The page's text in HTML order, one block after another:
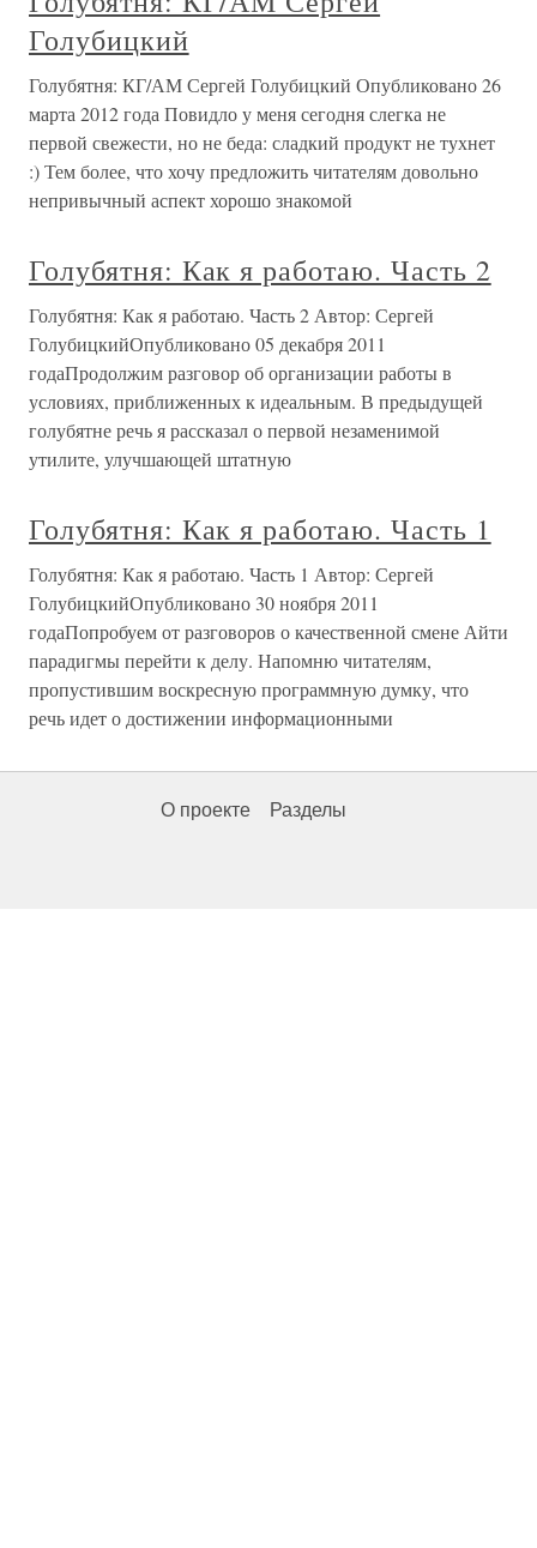
Голубицкий
Голубятня: КГ/АМ Сергей Голубицкий Опубликовано 26
марта 2012 года Повидло у меня сегодня слегка не
первой свежести, но не беда: сладкий продукт не тухнет
:) Тем более, что хочу предложить читателям довольно
непривычный аспект хорошо знакомой
Голубятня: Как я работаю. Часть 2
Голубятня: Как я работаю. Часть 2 Автор: Сергей
ГолубицкийОпубликовано 05 декабря 2011
годаПродолжим разговор об организации работы в
условиях, приближенных к идеальным. В предыдущей
голубятне речь я рассказал о первой незаменимой
утилите, улучшающей штатную
Голубятня: Как я работаю. Часть 1
Голубятня: Как я работаю. Часть 1 Автор: Сергей
ГолубицкийОпубликовано 30 ноября 2011
годаПопробуем от разговоров о качественной смене Айти
парадигмы перейти к делу. Напомню читателям,
пропустившим воскресную программную думку, что
речь идет о достижении информационными
О проекте Разделы